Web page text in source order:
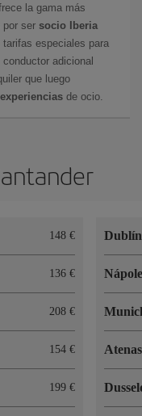
la gama más
por ser socio Iberia
especiales para
adicional
que luego
de ocio.
148 €
136 €
208 €
154 €
199 €